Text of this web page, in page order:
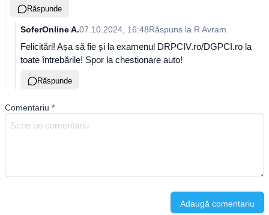
Răspunde
SoferOnline A.07.10.2024, 16:48Răspuns la R Avram
Felicitări! Așa să fie și la examenul DRPCIV.ro/DGPCI.ro la
toate întrebările! Spor la chestionare auto!
Răspunde
Comentariu *
Adaugă comentariu